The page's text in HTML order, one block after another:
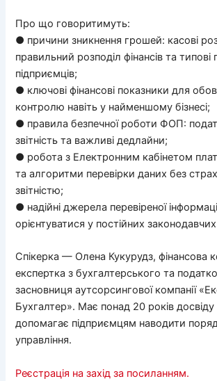
Про що говоритимуть:
● причини зникнення грошей: касові
правильний розподіл фінансів та
підприємців;
● ключові фінансові показники для
контролю навіть у найменшому бізнесі;
● правила безпечної роботи ФОП:
звітність та важливі дедлайни;
● робота з Електронним кабінетом
та алгоритми перевірки даних без
звітністю;
● надійні джерела перевіреної
орієнтуватися у постійних
Спікерка — Олена Кукурудз, фінансова
експертка з бухгалтерського та
засновниця аутсорсингової компанії
Бухгалтер». Має понад 20 років досвіду
допомагає підприємцям наводити
управління.
Реєстрація на захід за посиланням.